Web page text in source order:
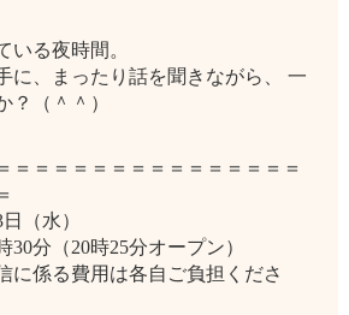
いる夜時間。
に、まったり話を聞きながら、 一
？（＾＾）
＝＝＝＝＝＝＝＝＝＝＝＝＝＝＝
（水）
分（20時25分オープン）
に係る費用は各自ご負担くださ